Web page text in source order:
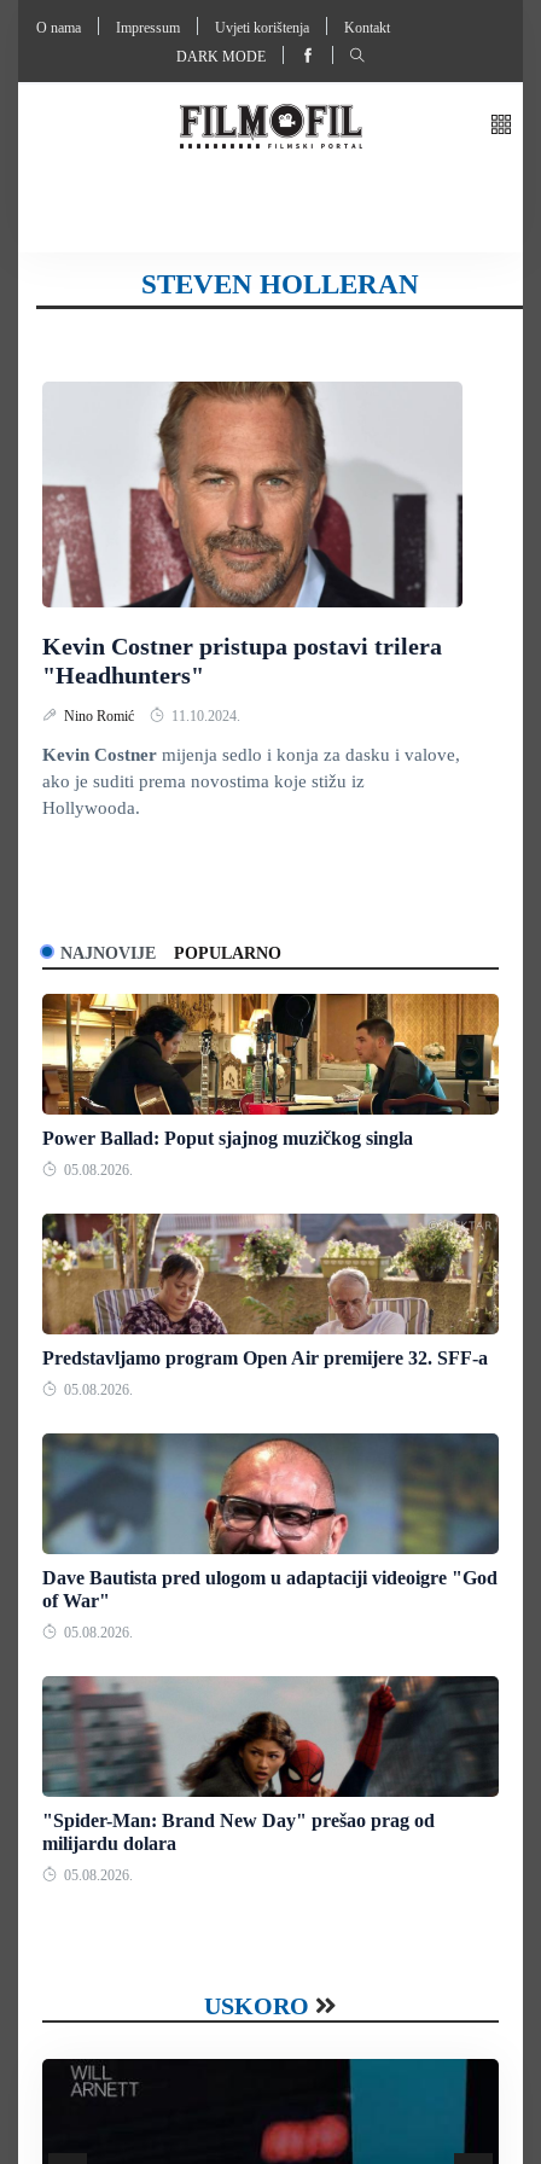
O nama Impressum Uvjeti korištenja
Kontakt
DARK MODE
STEVEN HOLLERAN
Kevin Costner pristupa postavi trilera
"Headhunters"
Nino Romić 11.10.2024.
Kevin Costner mijenja sedlo i konja za dasku i valove,
ako je suditi prema novostima koje stižu iz
Hollywooda.
NAJNOVIJE POPULARNO
Power Ballad: Poput sjajnog muzičkog singla
05.08.2026.
Predstavljamo program Open Air premijere 32. SFF-a
05.08.2026.
Dave Bautista pred ulogom u adaptaciji videoigre "God
of War"
05.08.2026.
"Spider-Man: Brand New Day" prešao prag od
milijardu dolara
05.08.2026.
USKORO